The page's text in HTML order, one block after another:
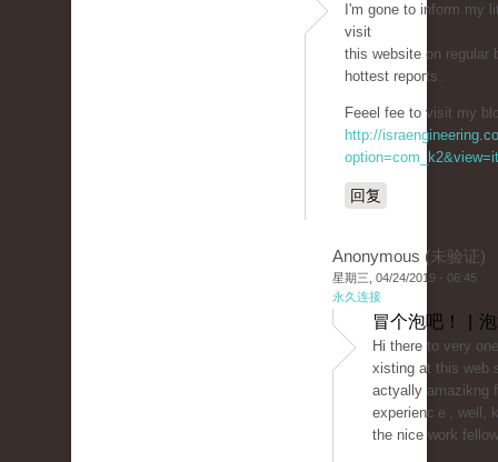
Ι'm gone to inform my
visit
this website on regular
hottest reports.
Feeel fee to visit my
http://
回复
Anonymous (未验证)
星期三, 04/24/2019 - 06:45
永久连接
冒个泡吧！ |
Hi there to very
xiѕting at this web
actyally amazikng
experiencｅ, well,
the nice work